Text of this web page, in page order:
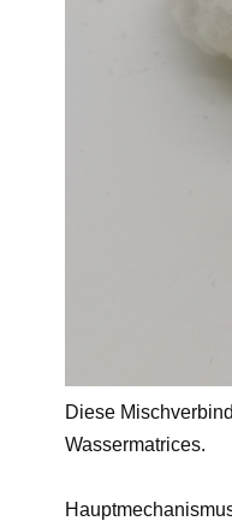
Diese
Wassermatrices.